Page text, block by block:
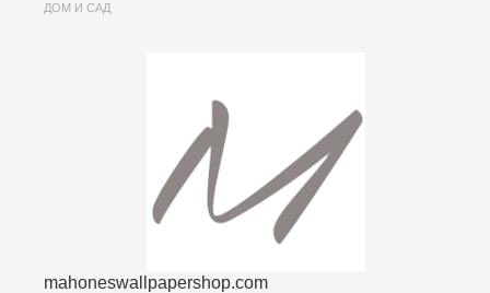
ДОМ И САД
mahoneswallpapershop.com